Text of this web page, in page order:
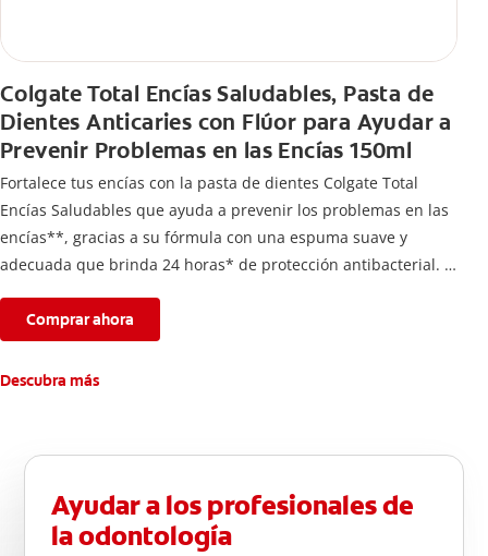
Colgate Total Encías Saludables, Pasta de
Dientes Anticaries con Flúor para Ayudar a
Prevenir Problemas en las Encías 150ml
Fortalece tus encías con la pasta de dientes Colgate Total
Encías Saludables que ayuda a prevenir los problemas en las
encías**, gracias a su fórmula con una espuma suave y
adecuada que brinda 24 horas* de protección antibacterial.
semanas.
**Causados por bacterias.
Comprar ahora
Descubra más
Ayudar a los profesionales de
la odontología